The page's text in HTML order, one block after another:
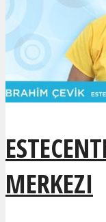
MERKEZI